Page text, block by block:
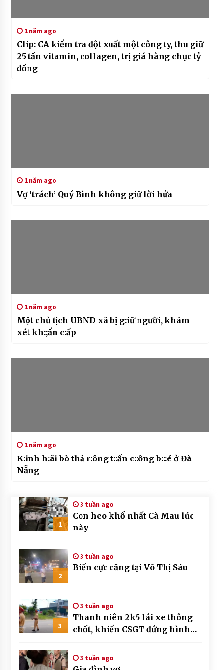
1 năm ago
Clip: CA kiểm tra đột xuất một công ty, thu giữ
25 tấn vitamin, collagen, trị giá hàng chục tỷ
đồng
1 năm ago
Vợ ‘trách’ Quý Bình không giữ lời hứa
1 năm ago
Một chủ tịch UBND xã bị g:iữ người, khám
xét kh:;ẩn c:ấp
1 năm ago
K:inh h:ãi bò thả r:ông t::ấn c::ông b:::é ở Đà
Nẵng
1
3 tuần ago
Con heo khổ nhất Cà Mau lúc
này
2
3 tuần ago
Biến cực căng tại Võ Thị Sáu
3
3 tuần ago
Thanh niên 2k5 lái xe thông
chốt, khiến CSGT đứng hình
3 tuần ago